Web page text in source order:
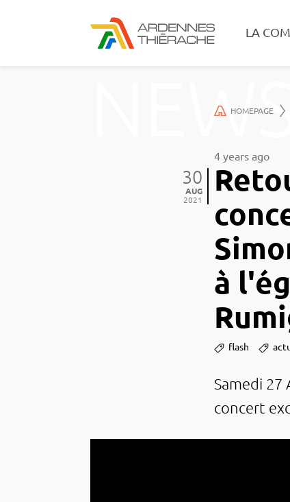
LA
HOMEPAGE
à
4 years ago
30
AUG
2021
flash
Samedi 27
concert